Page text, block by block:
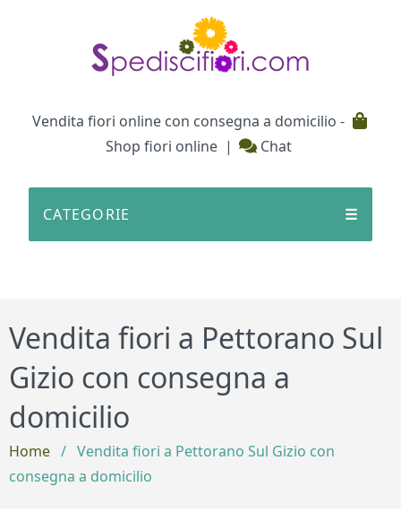
Vendita fiori online con consegna a domicilio -
Shop fiori online | Chat
CATEGORIE ☰
Vendita fiori a Pettorano Sul
Gizio con consegna a
domicilio
Home / Vendita fiori a Pettorano Sul Gizio con
consegna a domicilio